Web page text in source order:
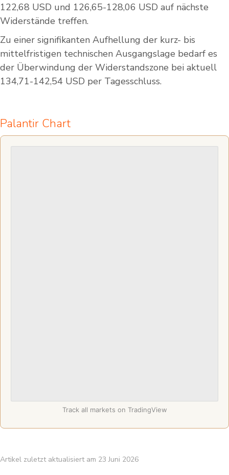
122,68 USD und 126,65-128,06 USD auf nächste
Widerstände treffen.
Zu einer signifikanten Aufhellung der kurz- bis
mittelfristigen technischen Ausgangslage bedarf es
der Überwindung der Widerstandszone bei aktuell
134,71-142,54 USD per Tagesschluss.
Palantir Chart
Track all markets on TradingView
Artikel zuletzt aktualisiert am 23 Juni 2026